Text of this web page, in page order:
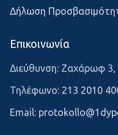
Δήλωση
Επικοινωνία
Διεύθυνση: Ζαχάρωφ 3,
Τηλέφωνο: 213 2010
Email: